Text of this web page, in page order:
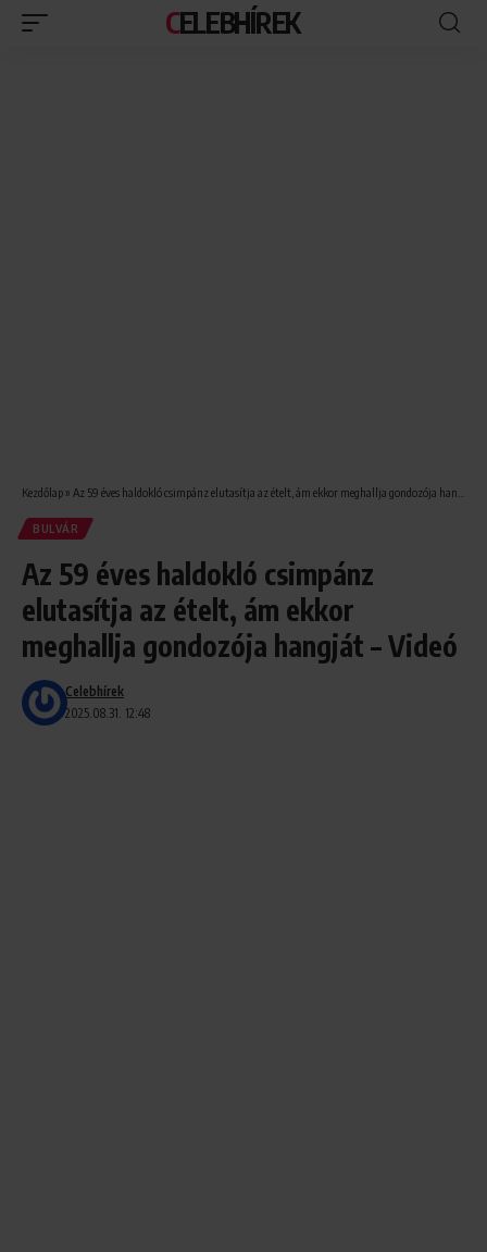
CELEBHÍREK
Kezdőlap» Az 59 éves haldokló csimpánz elutasítja az ételt, ám ekkor meghallja gondozója hangját – Videó
BULVÁR
Az 59 éves haldokló csimpánz
elutasítja az ételt, ám ekkor
meghallja gondozója hangját – Videó
2025.08.31. 12:48
Celebhírek